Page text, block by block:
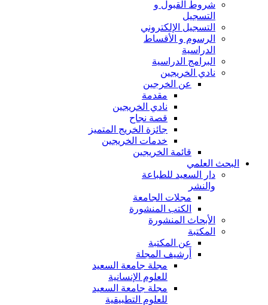
شروط القبول و
التسجيل
التسجيل الإلكتروني
الرسوم و الأقساط
الدراسية
البرامج الدراسية
نادي الخريجين
عن الخرجين
مقدمة
نادي الخريجين
قصة نجاح
جائزة الخريج المتميز
خدمات الخريجين
قائمة الخريجين
البحث العلمي
دار السعيد للطباعة
والنشر
مجلات الجامعة
الكتب المنشورة
الأبحاث المنشورة
المكتبة
عن المكتبة
أرشيف المجلة
مجلة جامعة السعيد
للعلوم الإنسانية
مجلة جامعة السعيد
للعلوم التطبيقية